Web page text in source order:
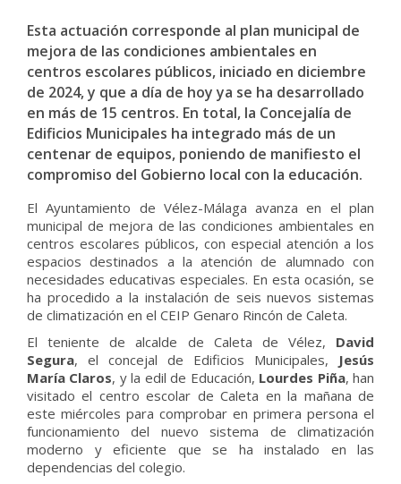
Esta actuación corresponde al plan municipal de
mejora de las condiciones ambientales en
centros escolares públicos, iniciado en diciembre
de 2024, y que a día de hoy ya se ha desarrollado
en más de 15 centros. En total, la Concejalía de
Edificios Municipales ha integrado más de un
centenar de equipos, poniendo de manifiesto el
compromiso del Gobierno local con la educación.
El Ayuntamiento de Vélez-Málaga avanza en el plan
municipal de mejora de las condiciones ambientales en
centros escolares públicos, con especial atención a los
espacios destinados a la atención de alumnado con
necesidades educativas especiales. En esta ocasión, se
ha procedido a la instalación de seis nuevos sistemas
de climatización en el CEIP Genaro Rincón de Caleta.
El teniente de alcalde de Caleta de Vélez, David
Segura, el concejal de Edificios Municipales, Jesús
María Claros, y la edil de Educación, Lourdes Piña, han
visitado el centro escolar de Caleta en la mañana de
este miércoles para comprobar en primera persona el
funcionamiento del nuevo sistema de climatización
moderno y eficiente que se ha instalado en las
dependencias del colegio.